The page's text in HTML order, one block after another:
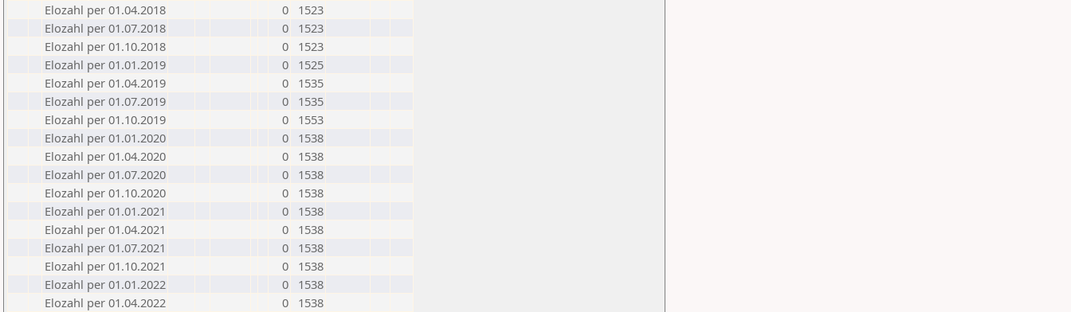
Elozahl per 01.04.2018
0
1523
Elozahl per 01.07.2018
0
1523
Elozahl per 01.10.2018
0
1523
Elozahl per 01.01.2019
0
1525
Elozahl per 01.04.2019
0
1535
Elozahl per 01.07.2019
0
1535
Elozahl per 01.10.2019
0
1553
Elozahl per 01.01.2020
0
1538
Elozahl per 01.04.2020
0
1538
Elozahl per 01.07.2020
0
1538
Elozahl per 01.10.2020
0
1538
Elozahl per 01.01.2021
0
1538
Elozahl per 01.04.2021
0
1538
Elozahl per 01.07.2021
0
1538
Elozahl per 01.10.2021
0
1538
Elozahl per 01.01.2022
0
1538
Elozahl per 01.04.2022
0
1538